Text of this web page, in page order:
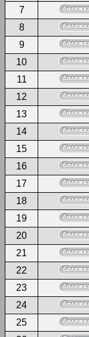
7
8
9
10
11
12
13
14
15
16
17
18
19
20
21
22
23
24
25